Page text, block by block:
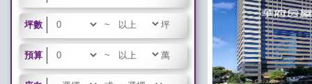
坪數 ~ 坪
預算 ~ 萬